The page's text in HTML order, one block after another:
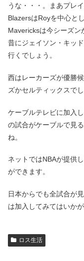
うな・・・。まあプレ
BlazersはRoyを中心と
Mavericksは今シーズン
昔にジェイソン・キッ
行くでしょう。
西はレーカーズが優勝
ズかセルティックスでし
ケーブルテレビに加入
の試合がケーブルで見
ね。
ネットではNBAが提供
ができます。
日本からでも全試合が
は加入してみてはいか
ロス生活